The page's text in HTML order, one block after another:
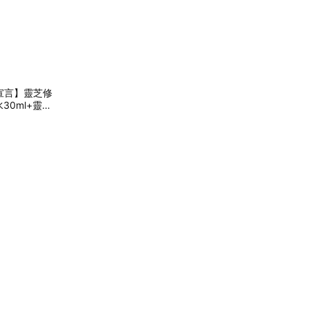
言】靈芝修
30ml+靈芝